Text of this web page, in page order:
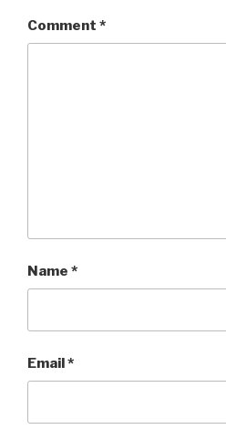
Comment *
Name *
Email*